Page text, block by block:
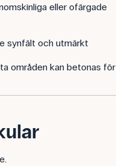
eller ofärgade
synfält och utmärkt
områden kan betonas för